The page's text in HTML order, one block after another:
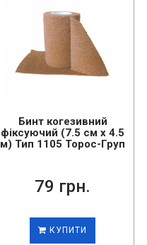
Бинт когезивний
фіксуючий (7.5 см х 4.5
м) Тип 1105 Торос-Груп
79 грн.
КУПИТИ